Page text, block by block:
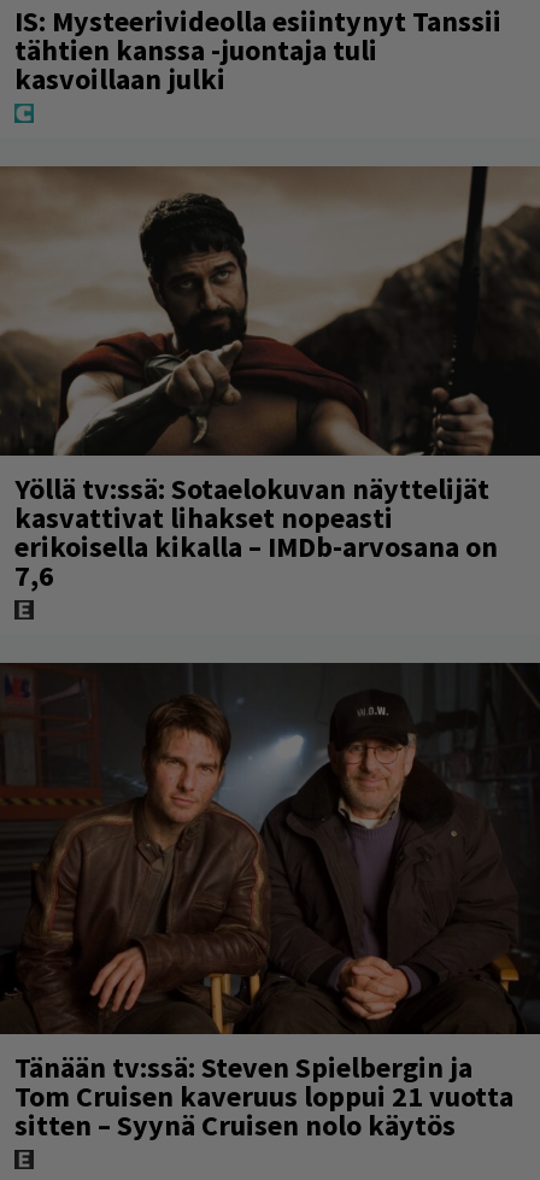
IS: Mysteerivideolla esiintynyt Tanssii
tähtien kanssa -juontaja tuli
kasvoillaan julki
Yöllä tv:ssä: Sotaelokuvan näyttelijät
kasvattivat lihakset nopeasti
erikoisella kikalla – IMDb-arvosana on
7,6
Tänään tv:ssä: Steven Spielbergin ja
Tom Cruisen kaveruus loppui 21 vuotta
sitten – Syynä Cruisen nolo käytös